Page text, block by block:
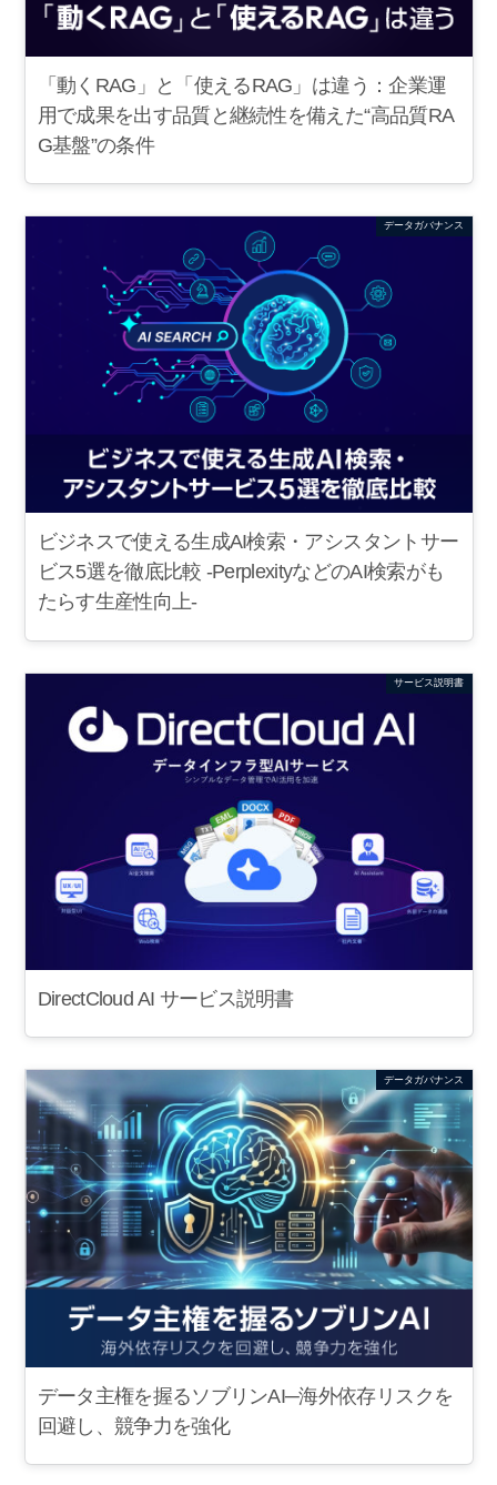
「動くRAG」と「使えるRAG」は違う：企業運
用で成果を出す品質と継続性を備えた“高品質RA
G基盤”の条件
データガバナンス
ビジネスで使える生成AI検索・アシスタントサー
ビス5選を徹底比較 -PerplexityなどのAI検索がも
たらす生産性向上-
サービス説明書
DirectCloud AI サービス説明書
データガバナンス
データ主権を握るソブリンAI─海外依存リスクを
回避し、競争力を強化